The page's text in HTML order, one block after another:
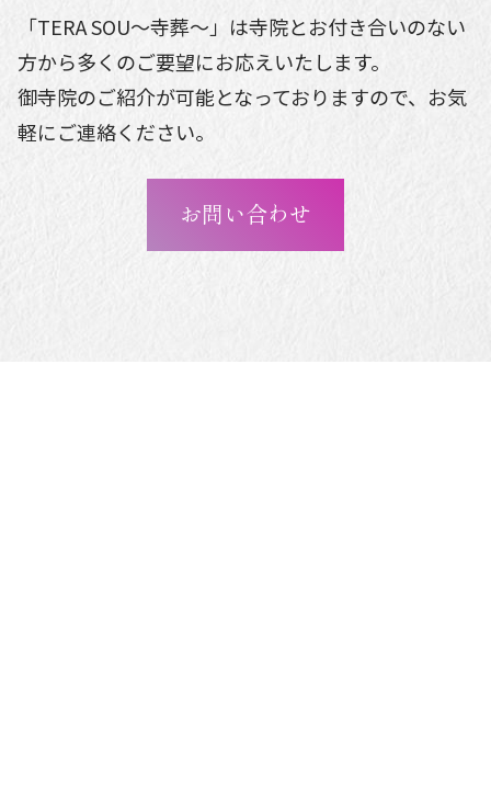
「TERA SOU〜寺葬〜」は寺院とお付き合いのない
方から多くのご要望にお応えいたします。
御寺院のご紹介が可能となっておりますので、お気
軽にご連絡ください。
お問い合わせ